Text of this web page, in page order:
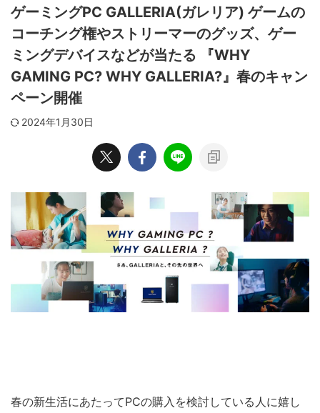
ゲーミングPC GALLERIA(ガレリア) ゲームの
コーチング権やストリーマーのグッズ、ゲー
ミングデバイスなどが当たる 『WHY
GAMING PC? WHY GALLERIA?』春のキャン
ペーン開催
2024年1月30日
春の新生活にあたってPCの購入を検討している人に嬉し